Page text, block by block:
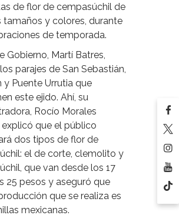
de flor de cempasúchil de
tamaños y colores, durante
de temporada.
Gobierno, Martí Batres,
parajes de San Sebastián,
y Puente Urrutia que
este ejido. Ahí, su
Rocío Morales
explicó que el público
dos tipos de flor de
el de corte, clemolito y
que van desde los 17
25 pesos y aseguró que
que se realiza es
mexicanas.